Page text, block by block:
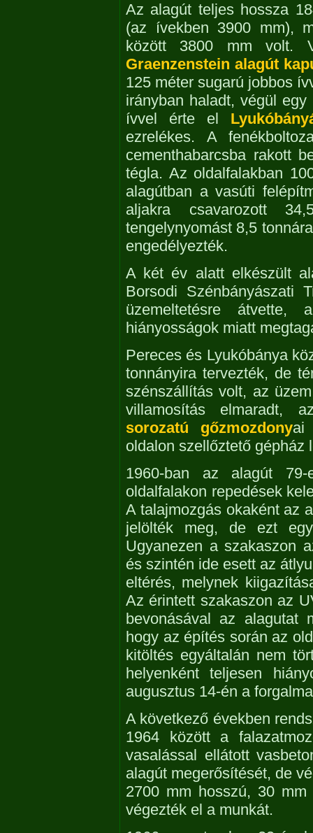
Az alagút teljes hossza
(az ívekben 3900 mm),
között 3800 mm volt.
Graenzenstein alagút
125 méter sugarú jobbos
irányban haladt, végül
ívvel érte el
ezrelékes. A
cementhabarcsba rakott
tégla. Az oldalfalakban
alagútban a vasúti
aljakra csavarozott
tengelynyomást 8,5
engedélyezték.
A két év alatt elkészült
Borsodi Szénbányászati
üzemeltetésre
hiányosságok miatt
Pereces és Lyukóbánya
tonnányira tervezték, de
szénszállítás volt, az
villamosítás elmaradt,
sorozatú gőzmozdonyai
oldalon szellőztető gépház
1960-ban az alagút
oldalfalakon repedések
A talajmozgás okaként az
jelölték meg, de ezt
Ugyanezen a szakaszon
és szintén ide esett az
eltérés, melynek
Az érintett szakaszon az
bevonásával az alagutat
hogy az építés során az
kitöltés egyáltalán nem
helyenként teljesen
augusztus 14-én a
A következő években
1964 között a
vasalással ellátott
alagút megerősítését, de
2700 mm hosszú, 30 mm
végezték el a munkát.